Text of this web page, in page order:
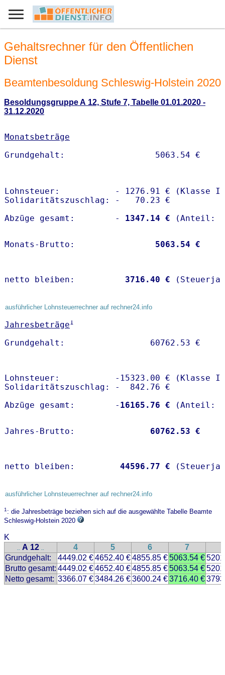
Gehaltsrechner für den Öffentlichen
Dienst
Beamtenbesoldung Schleswig-Holstein 2020
Besoldungsgruppe A 12, Stufe 7, Tabelle 01.01.2020 -
31.12.2020
Monatsbeträge
Lohnsteuer:           - 1276.91 € (Klasse I)
Solidaritätszuschlag: -   70.23 €
Abzüge gesamt:        -
1347.14 €
Monats-Brutto: 5063.54 €
netto bleiben: 3716.40 €
ausführlicher Lohnsteuerrechner auf rechner24.info
Jahresbeträge1
Lohnsteuer:           -15323.00 € (Klasse I)
Solidaritätszuschlag: -  842.76 €
Abzüge gesamt:        - 16165.76 €
Jahres-Brutto: 60762.53 €
netto bleiben: 44596.77 €
ausführlicher Lohnsteuerrechner auf rechner24.info
1: die Jahresbeträge beziehen sich auf die ausgewählte Tabelle Beamte
Schleswig-Holstein 2020
K
.. A 12 .. 4 5 6 7
Grundgehalt:
4449.02 €4652.40 €4855.85 €5063.54 €
Brutto gesamt: 4449.02 €4652.40 €4855.85 €5063.54 €
Netto gesamt: 3366.07 €3484.26 €3600.24 €3716.40 €